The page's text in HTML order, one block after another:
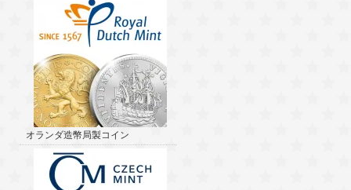
オランダ造幣局製コイン